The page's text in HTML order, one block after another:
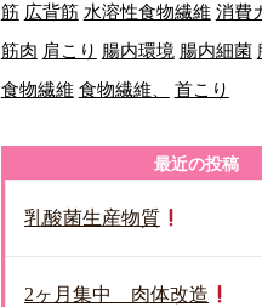
筋 広背筋 水溶性食物繊維 消費
筋肉 肩こり 腸内環境 腸内細菌
食物繊維 食物繊維、 首こり
最近の投稿
乳酸菌生産物質
2ヶ月集中 肉体改造